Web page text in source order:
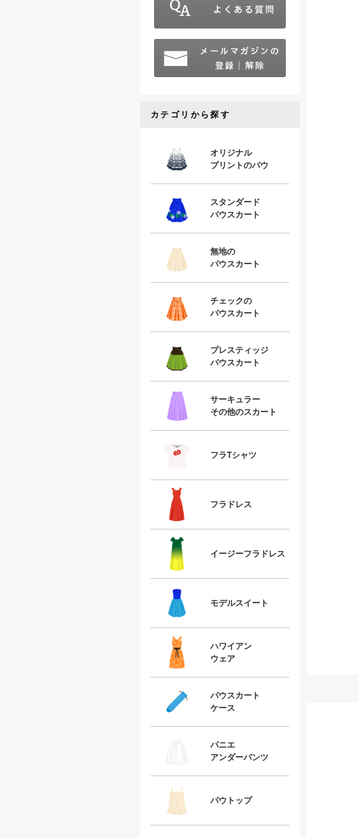
カテゴリから探す
オリジナル
プリントのパウ
スタンダード
パウスカート
無地の
パウスカート
チェックの
パウスカート
プレスティッジ
パウスカート
サーキュラー
その他のスカート
フラTシャツ
フラドレス
イージーフラドレス
モデルスイート
ハワイアン
ウェア
パウスカート
ケース
パニエ
アンダーパンツ
パウトップ